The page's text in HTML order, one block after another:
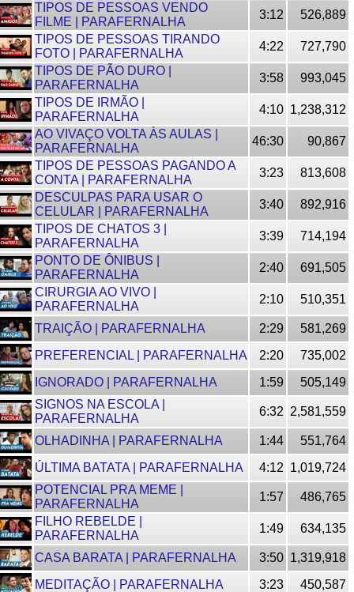
TIPOS DE PESSOAS VENDO
FILME | PARAFERNALHA
3:12
526,889
TIPOS DE PESSOAS TIRANDO
FOTO | PARAFERNALHA
4:22
727,790
TIPOS DE PÃO DURO |
PARAFERNALHA
3:58
993,045
TIPOS DE IRMÃO |
PARAFERNALHA
4:10 1,238,312
AO VIVAÇO VOLTA ÀS AULAS |
PARAFERNALHA
46:30
90,867
TIPOS DE PESSOAS PAGANDO A
CONTA | PARAFERNALHA
3:23
813,608
DESCULPAS PARA USAR O
CELULAR | PARAFERNALHA
3:40
892,916
TIPOS DE CHATOS 3 |
PARAFERNALHA
3:39
714,194
PONTO DE ÔNIBUS |
PARAFERNALHA
2:40
691,505
CIRURGIA AO VIVO |
PARAFERNALHA
2:10 510,351
TRAIÇÃO | PARAFERNALHA 2:29
581,269
PREFERENCIAL | PARAFERNALHA
2:20
735,002
IGNORADO | PARAFERNALHA
1:59
505,149
SIGNOS NA ESCOLA |
PARAFERNALHA
6:32 2,581,559
OLHADINHA | PARAFERNALHA 1:44
551,764
ÚLTIMA BATATA | PARAFERNALHA
4:12 1,019,724
POTENCIAL PRA MEME |
PARAFERNALHA
1:57
486,765
FILHO REBELDE |
PARAFERNALHA
1:49 634,135
CASA BARATA | PARAFERNALHA 3:50 1,319,918
MEDITAÇÃO | PARAFERNALHA
3:23
450,587